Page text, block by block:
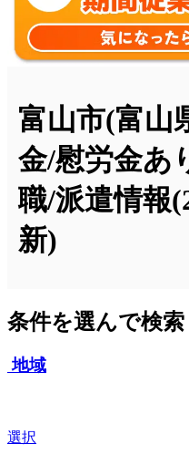
富山市(富山
金/慰労金あ
職/派遣情報
新)
条件を選んで検索
地域
選択